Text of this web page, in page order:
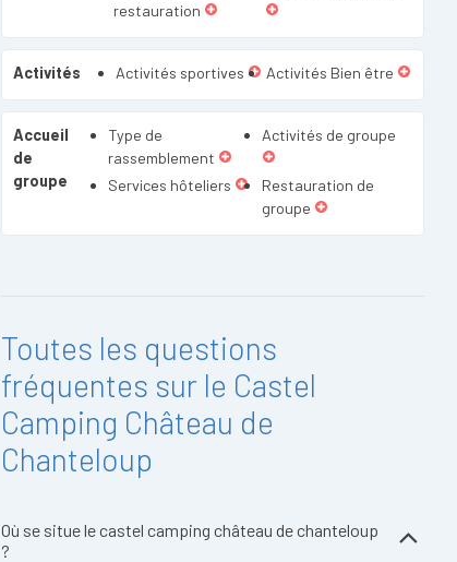
restauration
Activités Activités sportives Activités Bien être
Accueil
de
groupe
Type de
rassemblement
Activités de groupe
Services hôteliers
Restauration de
groupe
Toutes les questions
fréquentes sur le Castel
Camping Château de
Chanteloup
Où se situe le castel camping château de chanteloup
?